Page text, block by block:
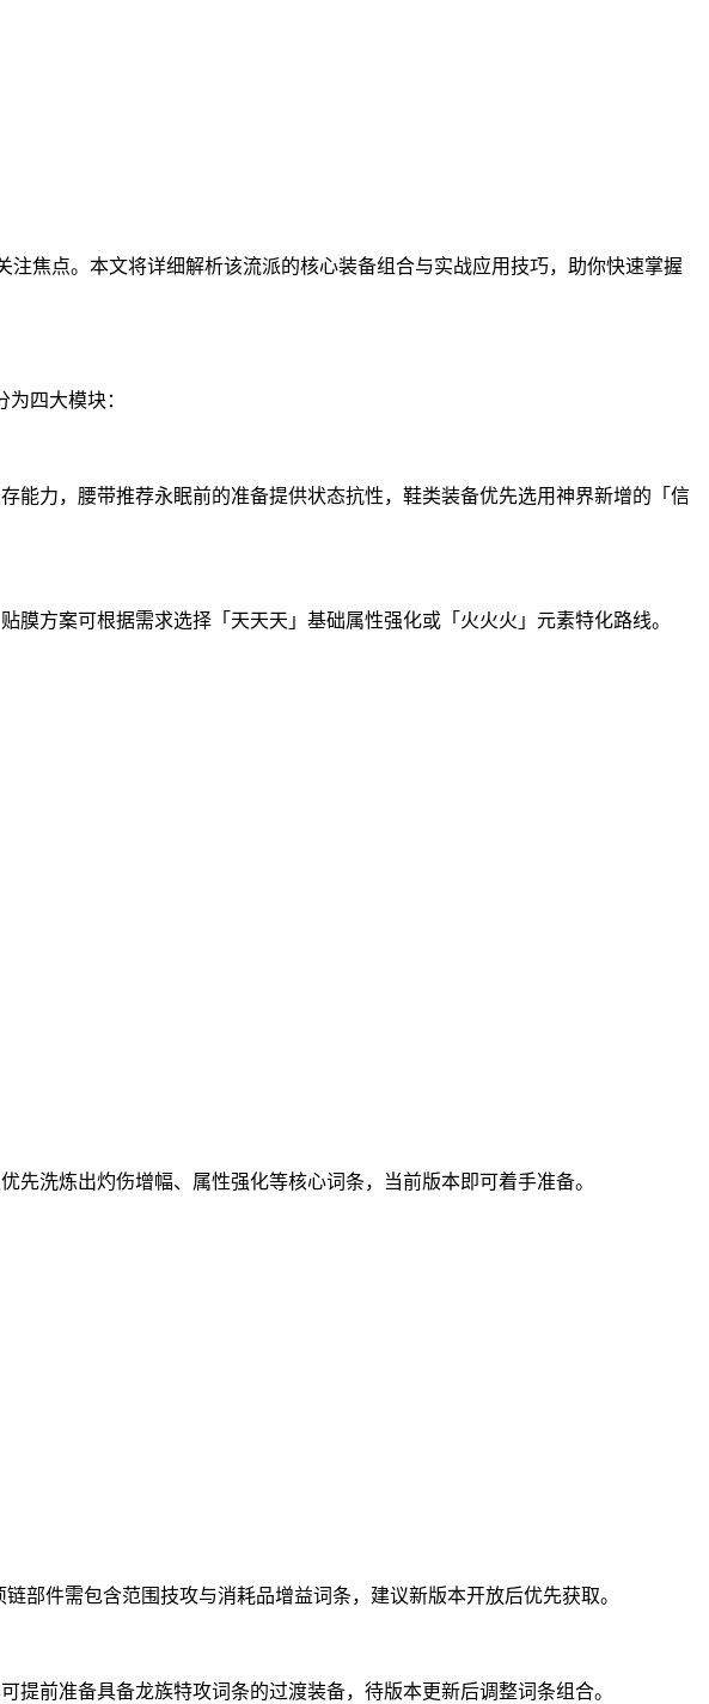
焦点。本文将详细解析该流派的核心装备组合与实战应用技巧，助你快速掌握
四大模块：
能力，腰带推荐永眠前的准备提供状态抗性，鞋类装备优先选用神界新增的「信
方案可根据需求选择「天天天」基础属性强化或「火火火」元素特化路线。
洗炼出灼伤增幅、属性强化等核心词条，当前版本即可着手准备。
部件需包含范围技攻与消耗品增益词条，建议新版本开放后优先获取。
前准备具备龙族特攻词条的过渡装备，待版本更新后调整词条组合。